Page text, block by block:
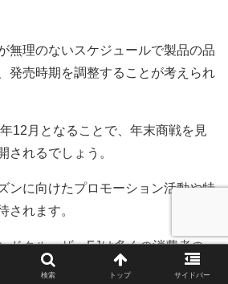
無理のないスケジュールで製品の品
発売時期を調整することが考えられ
12月となることで、年末商戦を見
されるでしょう。
ンに向けたプロモーション活動や特
されます。
ドクルーザーFJは多くの消費者の
きるでしょう。
検索 トップ サイドバー